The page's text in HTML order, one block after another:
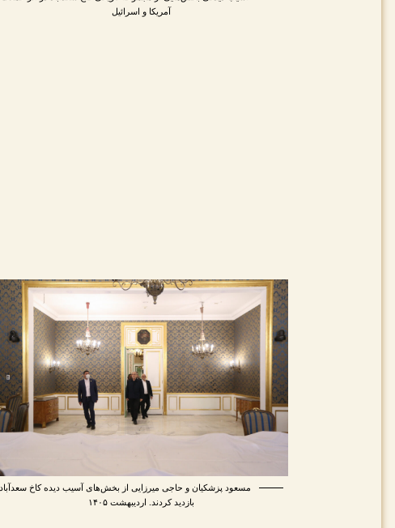
آمریکا و اسرائیل
مسعود پزشکیان و حاجی میرزایی از بخش‌های آسیب دیده کاخ سعدآباد
بازدید کردند. اردیبهشت ۱۴۰۵